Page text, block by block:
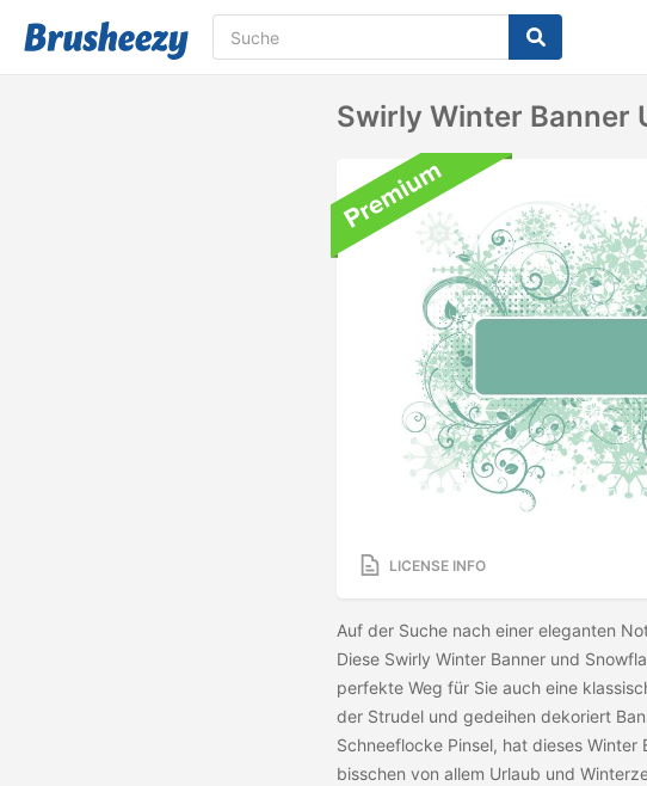
Swirly Winter Banner
LICENSE INFO
Auf der Suche nach einer eleganten
Diese Swirly Winter Banner und
perfekte Weg für Sie auch eine
der Strudel und gedeihen dekoriert
Schneeflocke Pinsel, hat dieses Winter
bisschen von allem Urlaub und